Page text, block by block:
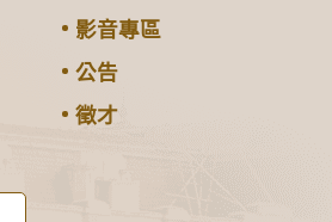
影音專區
公告
徵才